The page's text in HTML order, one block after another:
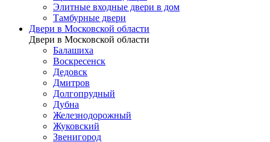
Элитные входные двери в дом
Тамбурные двери
Двери в Московской области
Двери в Московской области
Балашиха
Воскресенск
Дедовск
Дмитров
Долгопрудный
Дубна
Железнодорожный
Жуковский
Звенигород